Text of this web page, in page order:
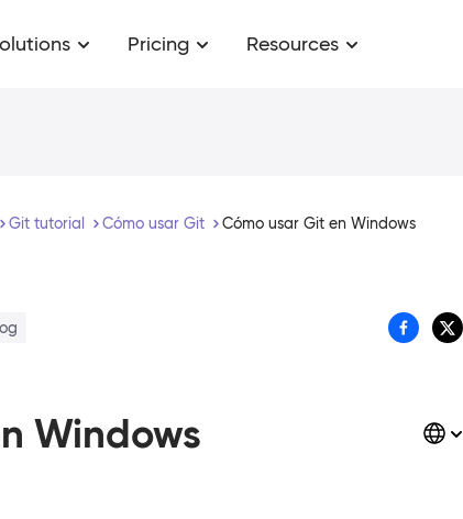
Pricing Resources
Git tutorial Cómo usar Git Cómo usar Git en Windows
Windows